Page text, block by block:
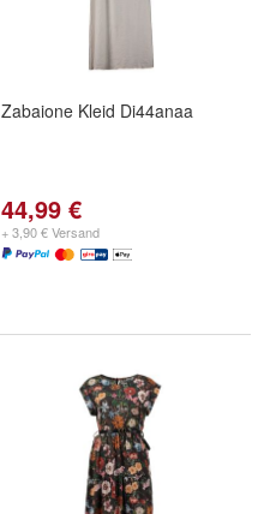
Zabaione Kleid Di44anaa
44,99 €
+ 3,90 € Versand